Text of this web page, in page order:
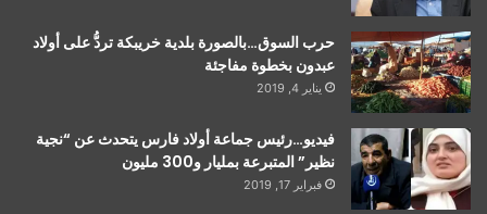
حرب السوق…بالصورة بلدية خريبكة تردُّ على أولاد
عبدون بخطوة مفاجئة
يناير 4, 2019
فيديو…رئيس جماعة أولاد فارس يتحدث عن “نجية
نظير” المتبرعة بمليار و300 مليون
فبراير 17, 2019